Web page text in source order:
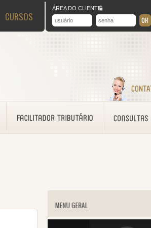
CURSOS
ÁREA DO CLIENTE